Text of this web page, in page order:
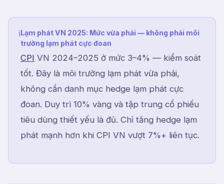
ℹLạm phát VN 2025: Mức vừa phải — không phải môi
trường lạm phát cực đoan
CPI VN 2024–2025 ở mức 3–4% — kiểm soát
tốt. Đây là môi trường lạm phát vừa phải,
không cần danh mục hedge lạm phát cực
đoan. Duy trì 10% vàng và tập trung cổ phiếu
tiêu dùng thiết yếu là đủ. Chỉ tăng hedge lạm
phát mạnh hơn khi CPI VN vượt 7%+ liên tục.